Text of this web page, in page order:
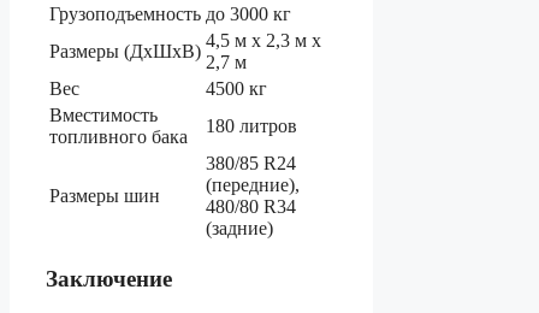
Грузоподъемность до 3000 кг
Размеры (ДxШxВ)
4,5 м x 2,3 м x
2,7 м
Вес
4500 кг
Вместимость
топливного бака
180 литров
Размеры шин
380/85 R24
(передние),
480/80 R34
(задние)
Заключение